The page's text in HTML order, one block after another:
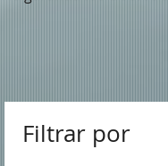
Filtrar por